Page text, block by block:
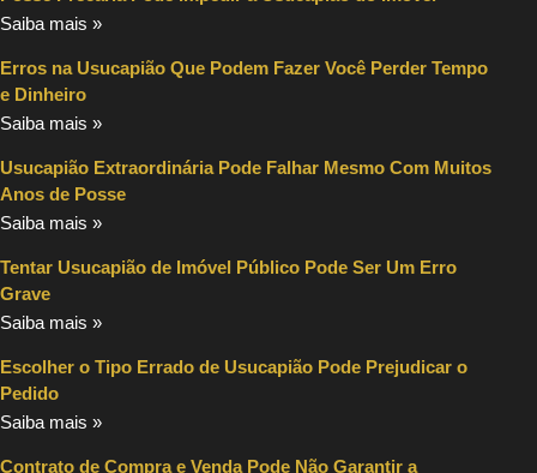
Saiba mais »
Erros na Usucapião Que Podem Fazer Você Perder Tempo
e Dinheiro
Saiba mais »
Usucapião Extraordinária Pode Falhar Mesmo Com Muitos
Anos de Posse
Saiba mais »
Tentar Usucapião de Imóvel Público Pode Ser Um Erro
Grave
Saiba mais »
Escolher o Tipo Errado de Usucapião Pode Prejudicar o
Pedido
Saiba mais »
Contrato de Compra e Venda Pode Não Garantir a